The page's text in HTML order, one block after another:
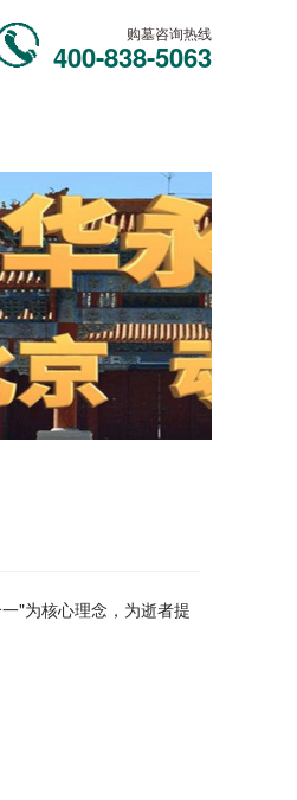
购墓咨询热线
400-838-5063
"为核心理念，为逝者提